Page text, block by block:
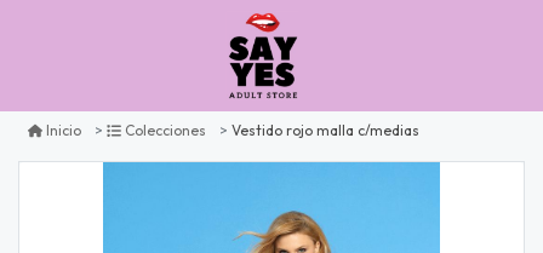
Inicio Colecciones Vestido rojo malla c/medias